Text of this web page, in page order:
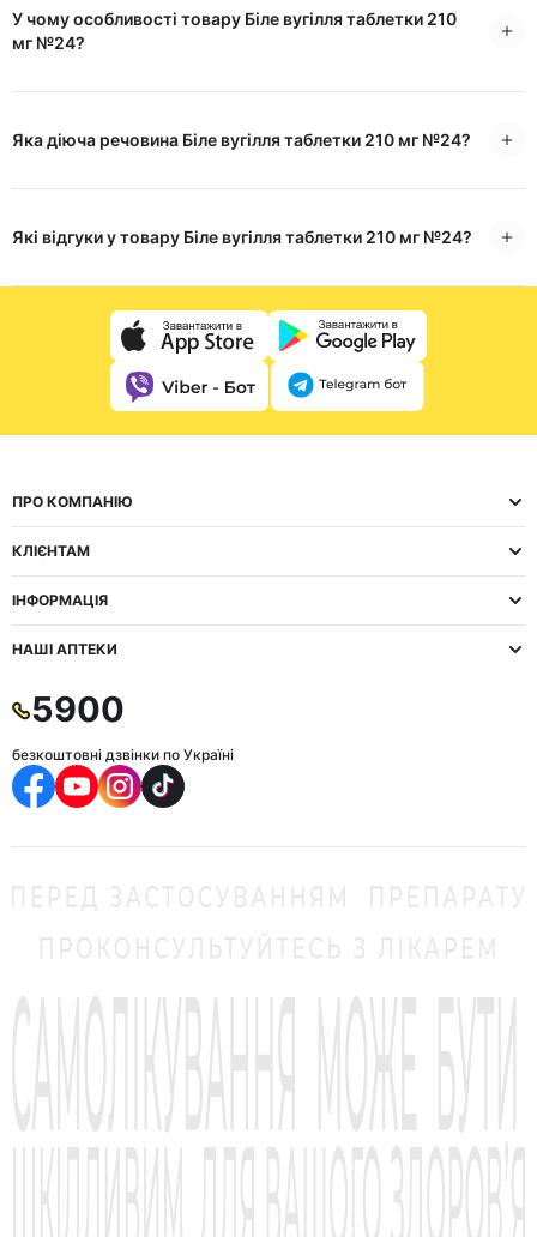
У чому особливості товару Біле вугілля таблетки 210
мг №24?
Яка діюча речовина Біле вугілля таблетки 210 мг №24?
Які відгуки у товару Біле вугілля таблетки 210 мг №24?
ПРО КОМПАНІЮ
КЛІЄНТАМ
ІНФОРМАЦІЯ
НАШІ АПТЕКИ
5900
безкоштовні дзвінки по Україні